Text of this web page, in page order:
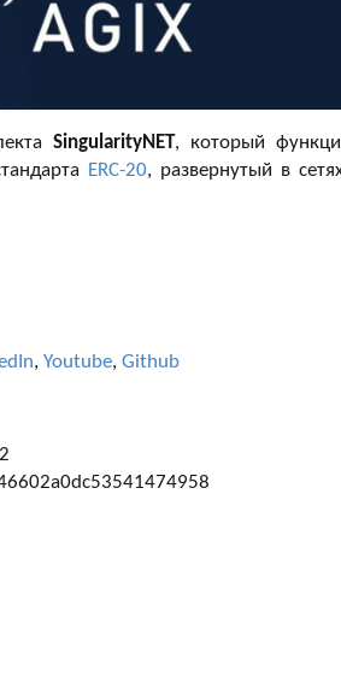
SingularityNET, который
ERC-20, развернутый в
, Youtube, Github